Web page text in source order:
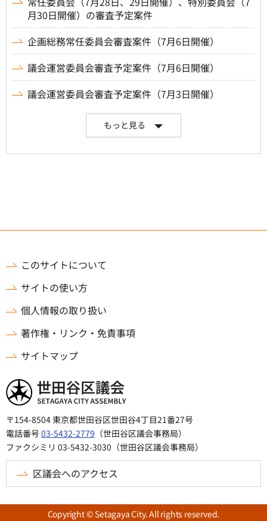
月30日開催）の審査予定案件
企画総務常任委員会審査案件（7月6日開催）
議会運営委員会審査予定案件（7月6日開催）
議会運営委員会審査予定案件（7月3日開催）
もっと見る
このサイトについて
サイトの使い方
個人情報の取り扱い
著作権・リンク・免責事項
サイトマップ
世田谷区議会
〒154-8504 東京都世田谷区世田谷4丁目21番27号
電話番号03-5432-2779 （世田谷区議会事務局）
ファクシミリ 03-5432-3030（世田谷区議会事務局）
区議会へのアクセス
Copyright © Setagaya City. All rights reserved.